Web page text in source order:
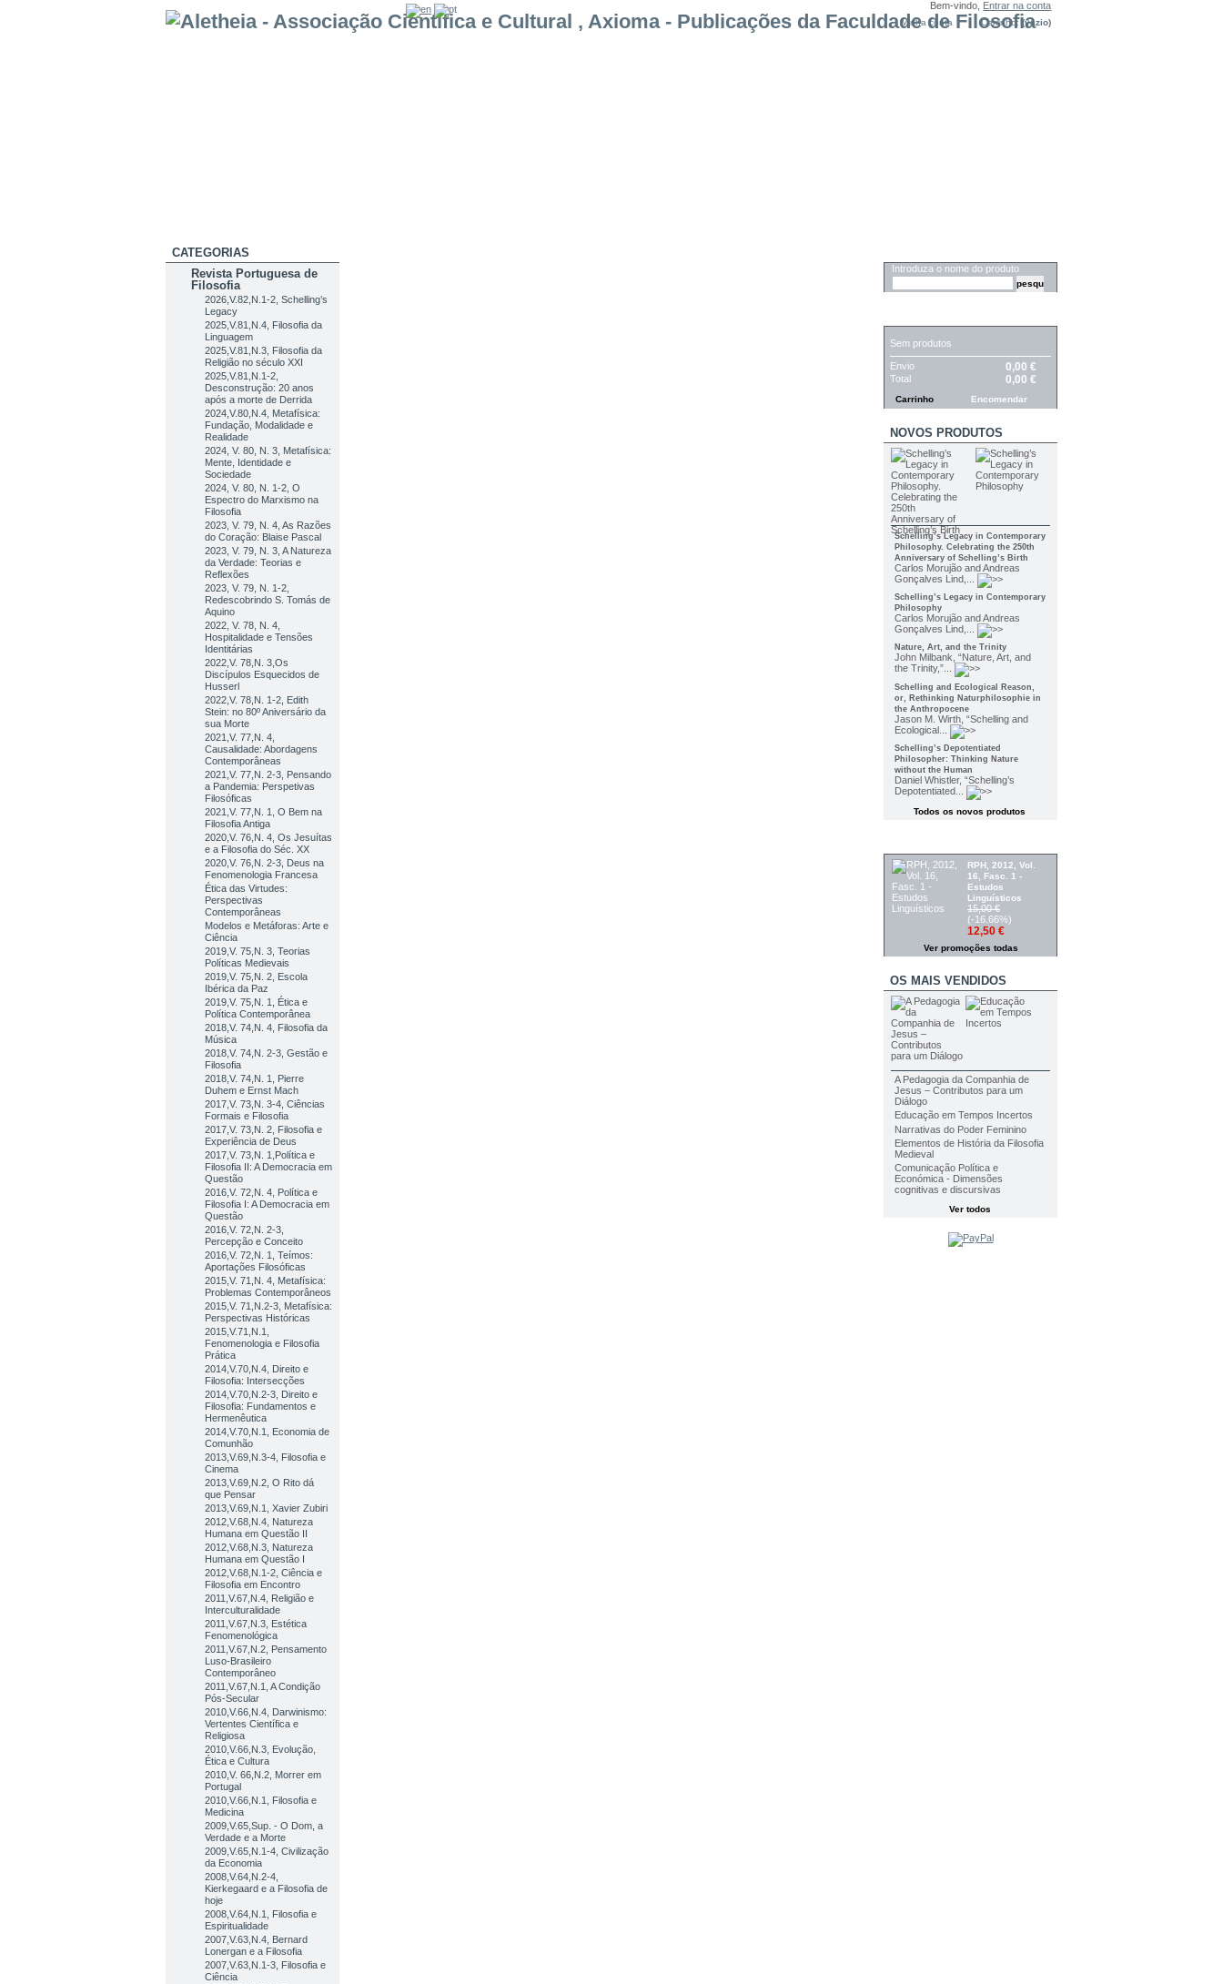
Bem-vindo, Entrar na conta
Carrinho: (vazio)
Minha conta
CATEGORIAS
Revista Portuguesa de
Filosofia
2026,V.82,N.1-2, Schelling’s
Legacy
2025,V.81,N.4, Filosofia da
Linguagem
2025,V.81,N.3, Filosofia da
Religião no século XXI
2025,V.81,N.1-2,
Desconstrução: 20 anos
após a morte de Derrida
2024,V.80,N.4, Metafísica:
Fundação, Modalidade e
Realidade
2024, V. 80, N. 3, Metafísica:
Mente, Identidade e
Sociedade
2024, V. 80, N. 1-2, O
Espectro do Marxismo na
Filosofia
2023, V. 79, N. 4, As Razões
do Coração: Blaise Pascal
2023, V. 79, N. 3, A Natureza
da Verdade: Teorias e
Reflexões
2023, V. 79, N. 1-2,
Redescobrindo S. Tomás de
Aquino
2022, V. 78, N. 4,
Hospitalidade e Tensões
Identitárias
2022,V. 78,N. 3,Os
Discípulos Esquecidos de
Husserl
2022,V. 78,N. 1-2, Edith
Stein: no 80º Aniversário da
sua Morte
2021,V. 77,N. 4,
Causalidade: Abordagens
Contemporâneas
2021,V. 77,N. 2-3, Pensando
a Pandemia: Perspetivas
Filosóficas
2021,V. 77,N. 1, O Bem na
Filosofia Antiga
2020,V. 76,N. 4, Os Jesuítas
e a Filosofia do Séc. XX
2020,V. 76,N. 2-3, Deus na
Fenomenologia Francesa
Ética das Virtudes:
Perspectivas
Contemporâneas
Modelos e Metáforas: Arte e
Ciência
2019,V. 75,N. 3, Teorias
Políticas Medievais
2019,V. 75,N. 2, Escola
Ibérica da Paz
2019,V. 75,N. 1, Ética e
Política Contemporânea
2018,V. 74,N. 4, Filosofia da
Música
2018,V. 74,N. 2-3, Gestão e
Filosofia
2018,V. 74,N. 1, Pierre
Duhem e Ernst Mach
2017,V. 73,N. 3-4, Ciências
Formais e Filosofia
2017,V. 73,N. 2, Filosofia e
Experiência de Deus
2017,V. 73,N. 1,Política e
Filosofia II: A Democracia em
Questão
2016,V. 72,N. 4, Política e
Filosofia I: A Democracia em
Questão
2016,V. 72,N. 2-3,
Percepção e Conceito
2016,V. 72,N. 1, Teímos:
Aportações Filosóficas
2015,V. 71,N. 4, Metafísica:
Problemas Contemporâneos
2015,V. 71,N.2-3, Metafísica:
Perspectivas Históricas
2015,V.71,N.1,
Fenomenologia e Filosofia
Prática
2014,V.70,N.4, Direito e
Filosofia: Intersecções
2014,V.70,N.2-3, Direito e
Filosofia: Fundamentos e
Hermenêutica
2014,V.70,N.1, Economia de
Comunhão
2013,V.69,N.3-4, Filosofia e
Cinema
2013,V.69,N.2, O Rito dá
que Pensar
2013,V.69,N.1, Xavier Zubiri
2012,V.68,N.4, Natureza
Humana em Questão II
2012,V.68,N.3, Natureza
Humana em Questão I
2012,V.68,N.1-2, Ciência e
Filosofia em Encontro
2011,V.67,N.4, Religião e
Interculturalidade
2011,V.67,N.3, Estética
Fenomenológica
2011,V.67,N.2, Pensamento
Luso-Brasileiro
Contemporâneo
2011,V.67,N.1, A Condição
Pós-Secular
2010,V.66,N.4, Darwinismo:
Vertentes Científica e
Religiosa
2010,V.66,N.3, Evolução,
Ética e Cultura
2010,V. 66,N.2, Morrer em
Portugal
2010,V.66,N.1, Filosofia e
Medicina
2009,V.65,Sup. - O Dom, a
Verdade e a Morte
2009,V.65,N.1-4, Civilização
da Economia
2008,V.64,N.2-4,
Kierkegaard e a Filosofia de
hoje
2008,V.64,N.1, Filosofia e
Espiritualidade
2007,V.63,N.4, Bernard
Lonergan e a Filosofia
2007,V.63,N.1-3, Filosofia e
Ciência
Introduza o nome do produto
Sem produtos
Envio 0,00 €
Total 0,00 €
Carrinho Encomendar
NOVOS PRODUTOS
Schelling’s Legacy in Contemporary
Philosophy. Celebrating the 250th
Anniversary of Schelling’s Birth
Carlos Morujão and Andreas
Gonçalves Lind,...
Schelling’s Legacy in Contemporary
Philosophy
Carlos Morujão and Andreas
Gonçalves Lind,...
Nature, Art, and the Trinity
John Milbank, “Nature, Art, and
the Trinity,”...
Schelling and Ecological Reason,
or, Rethinking Naturphilosophie in
the Anthropocene
Jason M. Wirth, “Schelling and
Ecological...
Schelling’s Depotentiated
Philosopher: Thinking Nature
without the Human
Daniel Whistler, “Schelling’s
Depotentiated...
Todos os novos produtos
RPH, 2012, Vol.
16, Fasc. 1 -
Estudos
Linguísticos
15,00 €
(-16.66%)
12,50 €
Ver promoções todas
OS MAIS VENDIDOS
A Pedagogia da Companhia de
Jesus – Contributos para um
Diálogo
Educação em Tempos Incertos
Narrativas do Poder Feminino
Elementos de História da Filosofia
Medieval
Comunicação Política e
Económica - Dimensões
cognitivas e discursivas
Ver todos